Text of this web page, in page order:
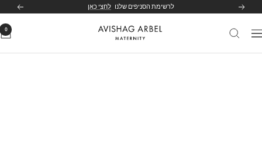
הקודם לרשימת הסניפים שלנו לחצי כאן הבא
ניווט
Avishag
0